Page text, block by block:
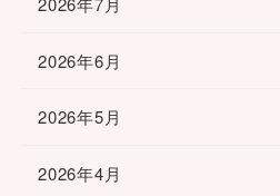
2026年6月
2026年5月
2026年4月